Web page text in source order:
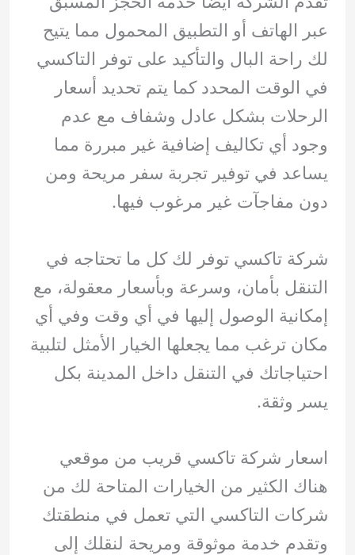
عبر الهاتف أو التطبيق المحمول مما يتيح
لك راحة البال والتأكيد على توفر التاكسي
في الوقت المحدد كما يتم تحديد أسعار
الرحلات بشكل عادل وشفاف مع عدم
وجود أي تكاليف إضافية غير مبررة مما
يساعد في توفير تجربة سفر مريحة ومن
دون مفاجآت غير مرغوب فيها.
شركة تاكسي توفر لك كل ما تحتاجه في
التنقل بأمان، وسرعة وبأسعار معقولة، مع
إمكانية الوصول إليها في أي وقت وفي أي
مكان ترغب مما يجعلها الخيار الأمثل لتلبية
احتياجاتك في التنقل داخل المدينة بكل
يسر وثقة.
اسعار شركة تاكسي قريب من موقعي
هناك الكثير من الخيارات المتاحة لك من
شركات التاكسي التي تعمل في منطقتك
وتقدم خدمة موثوقة ومريحة لنقلك إلى